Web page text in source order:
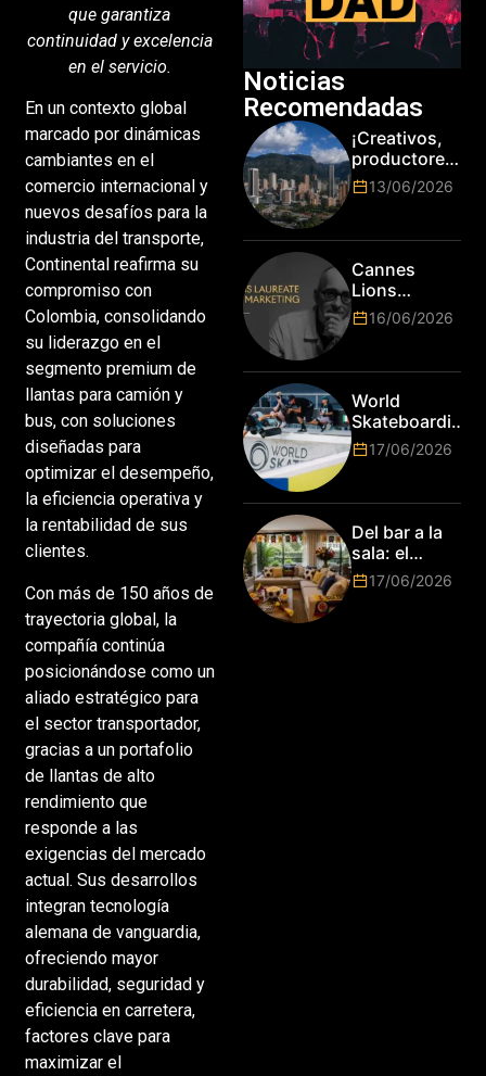
que garantiza
continuidad y excelencia
en el servicio.
En un contexto global
marcado por dinámicas
cambiantes en el
comercio internacional y
nuevos desafíos para la
industria del transporte,
Continental reafirma su
compromiso con
Colombia, consolidando
su liderazgo en el
segmento premium de
llantas para camión y
bus, con soluciones
diseñadas para
optimizar el desempeño,
la eficiencia operativa y
la rentabilidad de sus
clientes.
Con más de 150 años de
trayectoria global, la
compañía continúa
posicionándose como un
aliado estratégico para
el sector transportador,
gracias a un portafolio
de llantas de alto
rendimiento que
responde a las
exigencias del mercado
actual. Sus desarrollos
integran tecnología
alemana de vanguardia,
ofreciendo mayor
durabilidad, seguridad y
eficiencia en carretera,
factores clave para
maximizar el
Noticias
Recomendadas
¡Creativos,
productores
y cracks de
la tecnología
es hora de
subir de
nivel! Las
marcas más
top del
13/06/2026
Cannes
Lions
anuncia a
Jim Stengel
primer Lions
Laureate for
Marketing
16/06/2026
World
Skateboarding
Tour:
¡Resultados
Mundo de
Park de Roma
2026!
17/06/2026
Del bar a la
sala: el
Mundial
2026 vuelve
17/06/2026